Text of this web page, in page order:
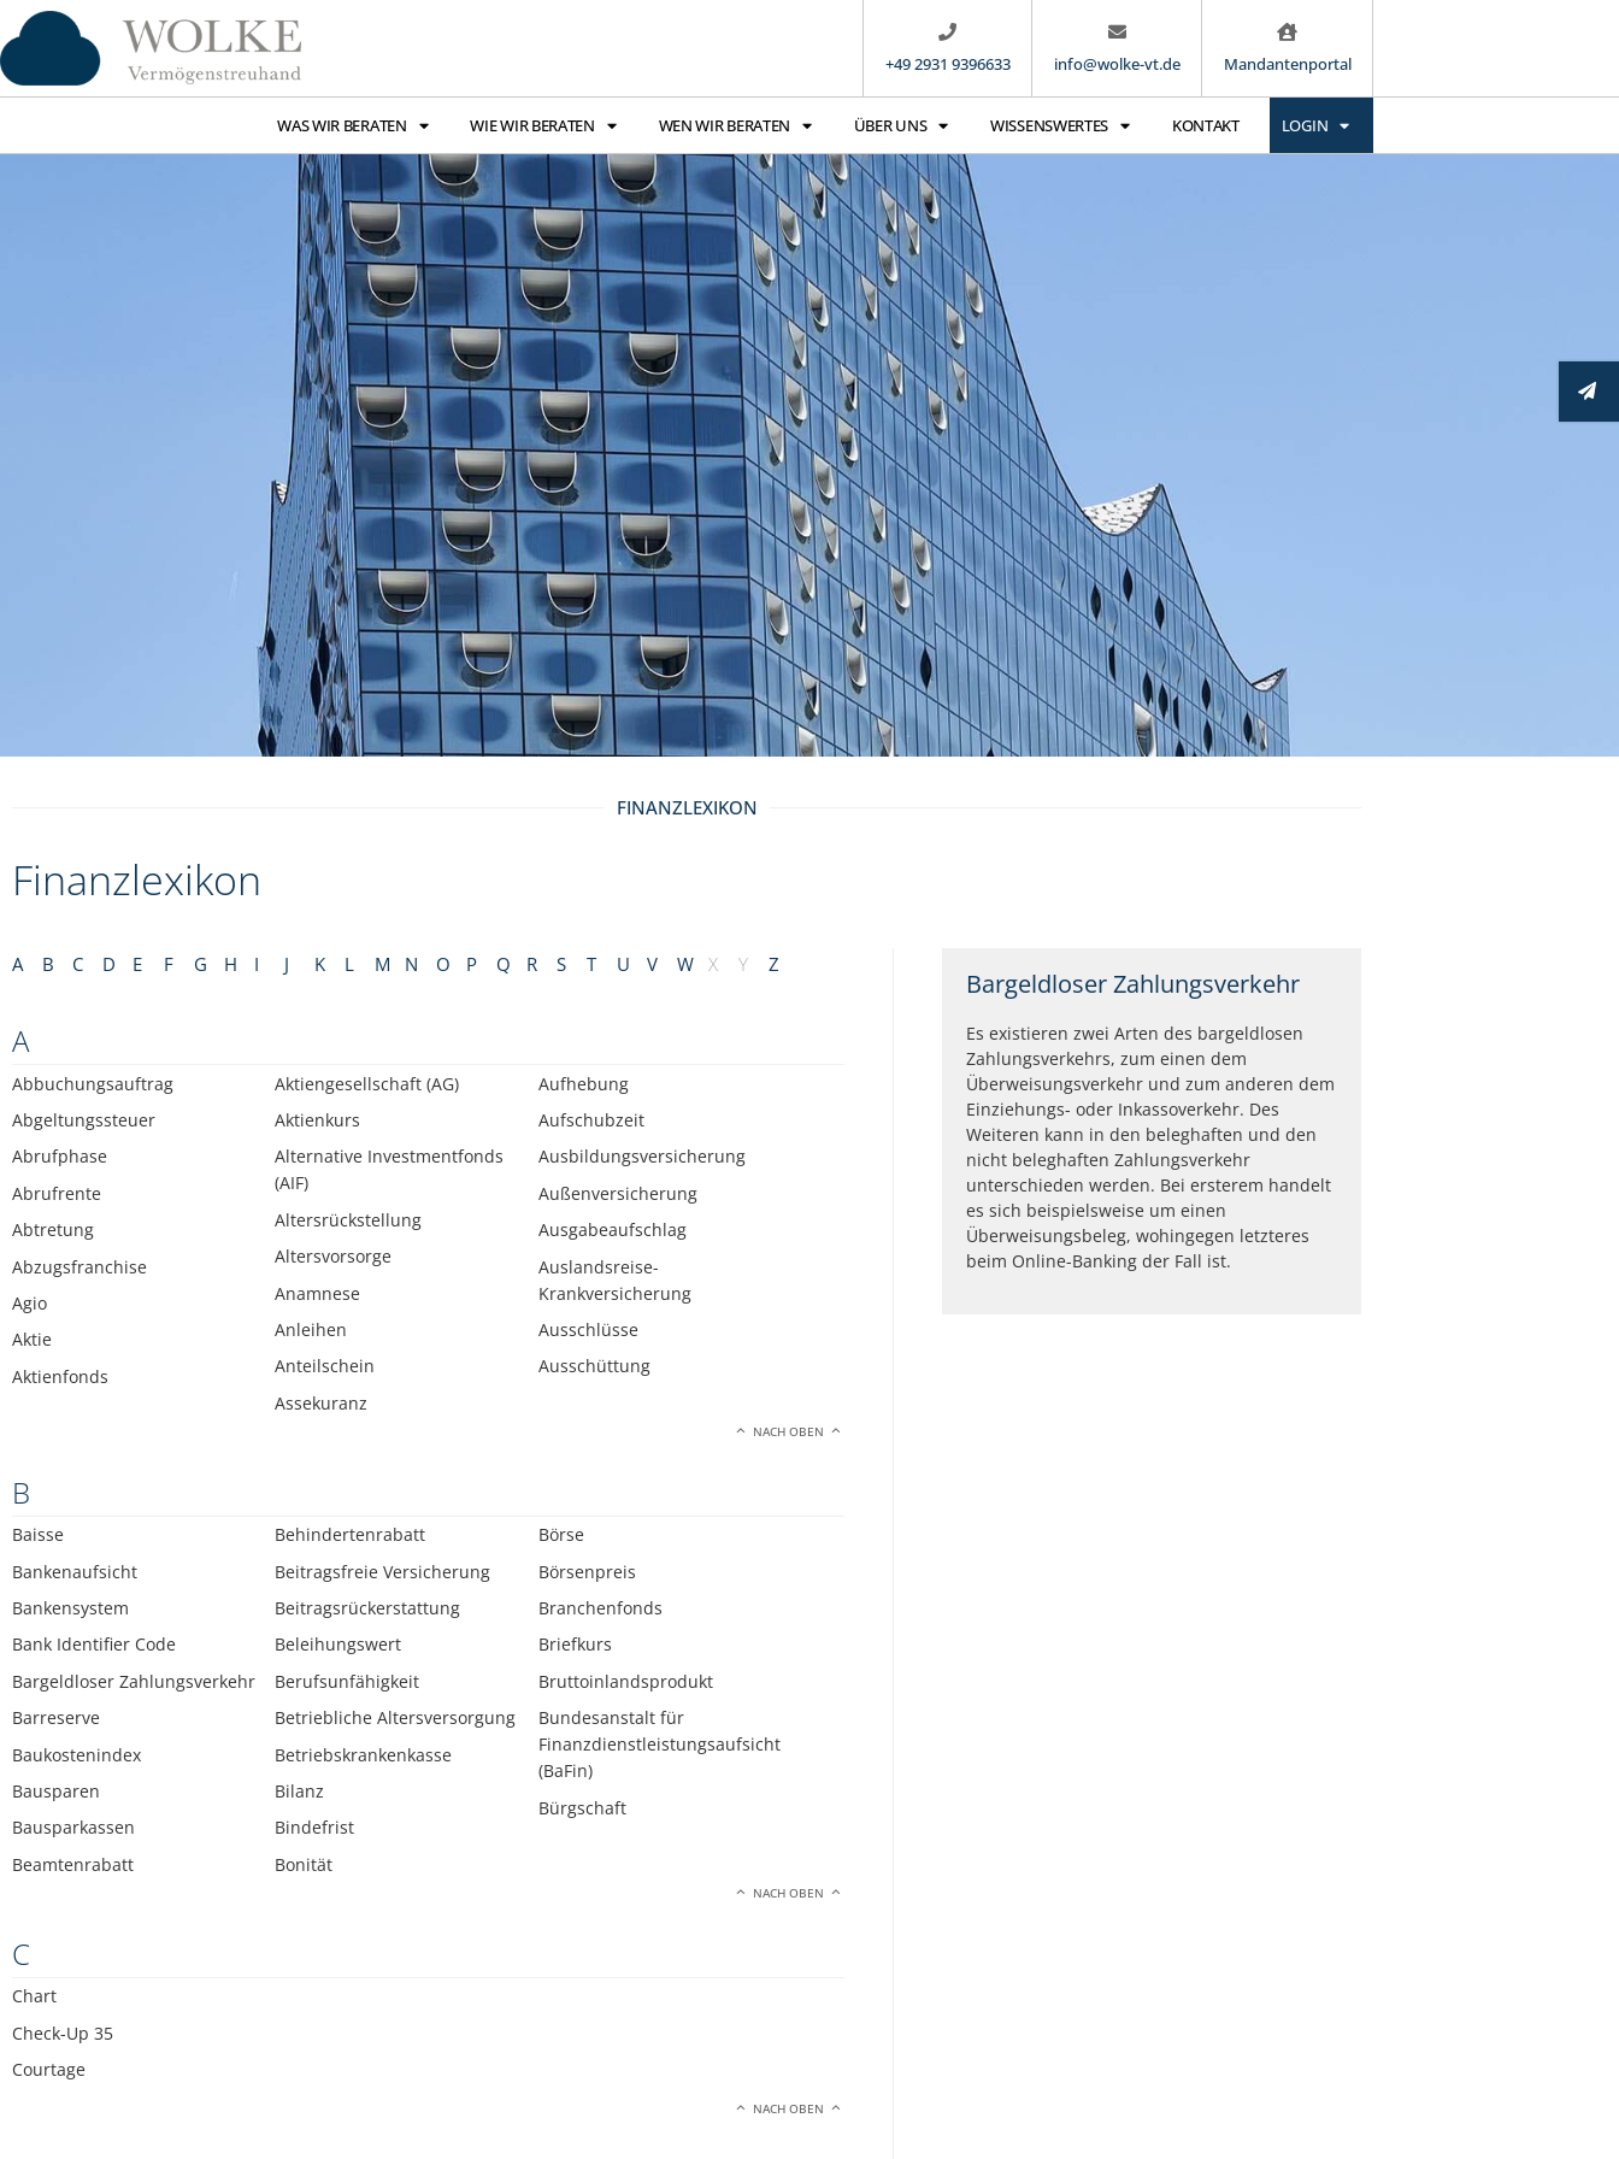
+49 2931 9396633 info@wolke-vt.de Mandantenportal
WAS WIR BERATEN WIE WIR BERATEN WEN WIR BERATEN ÜBER UNS WISSENSWERTES KONTAKT LOGIN
FINANZLEXIKON
Finanzlexikon
A B C D E F G H I J K L M N O P Q R S T U V W X Y Z
A
Abbuchungsauftrag
Abgeltungssteuer
Abrufphase
Abrufrente
Abtretung
Abzugsfranchise
Agio
Aktie
Aktienfonds
Aktiengesellschaft (AG)
Aktienkurs
Alternative Investmentfonds
(AIF)
Altersrückstellung
Altersvorsorge
Anamnese
Anleihen
Anteilschein
Assekuranz
Aufhebung
Aufschubzeit
Ausbildungsversicherung
Außenversicherung
Ausgabeaufschlag
Auslandsreise-
Krankversicherung
Ausschlüsse
Ausschüttung
NACH OBEN
B
Baisse
Bankenaufsicht
Bankensystem
Bank Identifier Code
Bargeldloser Zahlungsverkehr
Barreserve
Baukostenindex
Bausparen
Bausparkassen
Beamtenrabatt
Behindertenrabatt
Beitragsfreie Versicherung
Beitragsrückerstattung
Beleihungswert
Berufsunfähigkeit
Betriebliche Altersversorgung
Betriebskrankenkasse
Bilanz
Bindefrist
Bonität
Börse
Börsenpreis
Branchenfonds
Briefkurs
Bruttoinlandsprodukt
Bundesanstalt für
Finanzdienstleistungsaufsicht
(BaFin)
Bürgschaft
NACH OBEN
C
Chart
Check-Up 35
Courtage
NACH OBEN
Bargeldloser Zahlungsverkehr
Es existieren zwei Arten des bargeldlosen
Zahlungsverkehrs, zum einen dem
Überweisungsverkehr und zum anderen dem
Einziehungs- oder Inkassoverkehr. Des
Weiteren kann in den beleghaften und den
nicht beleghaften Zahlungsverkehr
unterschieden werden. Bei ersterem handelt
es sich beispielsweise um einen
Überweisungsbeleg, wohingegen letzteres
beim Online-Banking der Fall ist.